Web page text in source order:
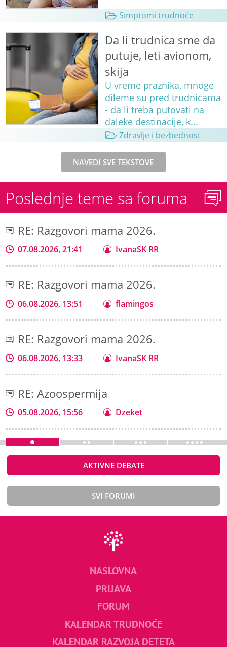
Simptomi trudnoće
Da li trudnica sme da
putuje, leti avionom,
skija
U vreme praznika, mnoge
dileme su pred trudnicama
- da li treba putovati na
daleke destinacije, k...
Zdravlje i bezbednost
NAVEDI SVE TEKSTOVE
Poslednje teme sa foruma
RE: Razgovori mama 2026.
07.08.2026, 21:41 IvanaSK RR
RE: Razgovori mama 2026.
06.08.2026, 13:51 flamingos
RE: Razgovori mama 2026.
06.08.2026, 13:33 IvanaSK RR
RE: Azoospermija
05.08.2026, 15:56 Dzeket
AKTIVNE DEBATE
SVI FORUMI
NASLOVNA
PRIJAVA
FORUM
KALENDAR TRUDNOĆE
KALENDAR RAZVOJA DETETA